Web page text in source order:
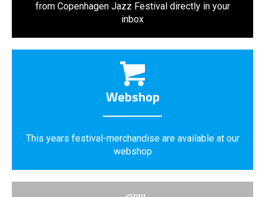
from Copenhagen Jazz Festival directly in your
inbox
Webshop
This years festival-merchandise are available at our
webshop